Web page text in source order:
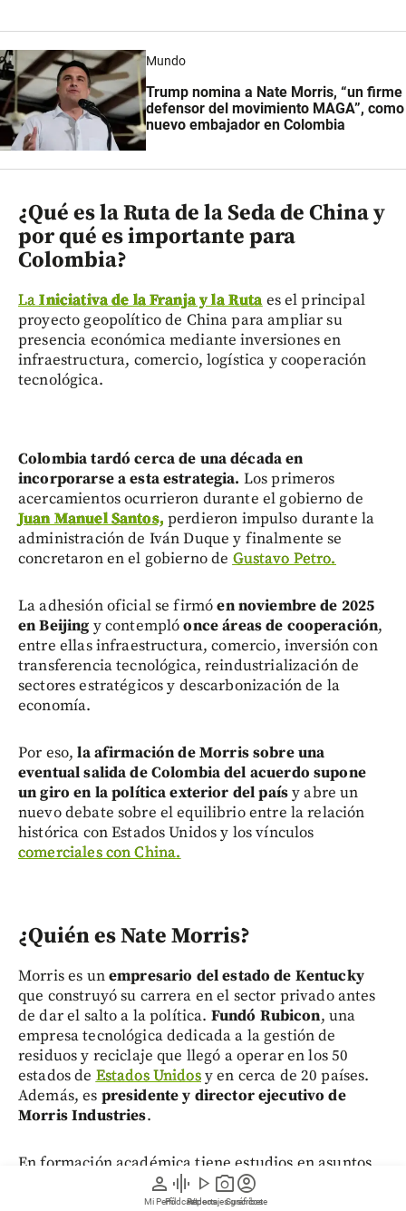
person
Mi Perfil
graphic_eq
Pódcast
play_arrow
Videos
photo_camera
Reportajes gráficos
account_circle
Suscríbete
Mundo
Trump nomina a Nate Morris, “un firme
defensor del movimiento MAGA”, como
nuevo embajador en Colombia
¿Qué es la Ruta de la Seda de China y
por qué es importante para
Colombia?
LaIniciativa de la Franja y la Ruta es el principal
proyecto geopolítico de China para ampliar su
presencia económica mediante inversiones en
infraestructura, comercio, logística y cooperación
tecnológica.
Colombia tardó cerca de una década en
incorporarse a esta estrategia. Los primeros
acercamientos ocurrieron durante el gobierno de
Juan Manuel Santos, perdieron impulso durante la
administración de Iván Duque y finalmente se
concretaron en el gobierno de Gustavo Petro.
La adhesión oficial se firmóen noviembre de 2025
en Beijing y contemplóonce áreas de cooperación,
entre ellas infraestructura, comercio, inversión con
transferencia tecnológica, reindustrialización de
sectores estratégicos y descarbonización de la
economía.
Por eso,la afirmación de Morris sobre una
eventual salida de Colombia del acuerdo supone
un giro en la política exterior del paísy abre un
nuevo debate sobre el equilibrio entre la relación
histórica con Estados Unidos y los vínculos
comerciales con China.
¿Quién es Nate Morris?
Morris es unempresario del estado de Kentucky
que construyó su carrera en el sector privado antes
de dar el salto a la política. Fundó Rubicon, una
empresa tecnológica dedicada a la gestión de
residuos y reciclaje que llegó a operar en los 50
estados de Estados Unidosy en cerca de 20 países.
Además, es presidente y director ejecutivo de
Morris Industries.
En formación académica tiene estudios en asuntos
internacionales en la Universidad George
y de negocios en laUniversidad de